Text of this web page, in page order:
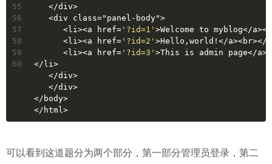
55
56
57
58
59
60
   </div>
   <div class="panel-body">
      <li><a href=
'?id=1' >Welcome to myblog</
      <li><a href=
'?id=2' >Hello,world!</
      <li><a href=
'?id=3' >This is admin page</
</li>
   </div>
   </div>
</body>
</html>
可以看到这道题分为两个部分，第一部分管理员登录，第二